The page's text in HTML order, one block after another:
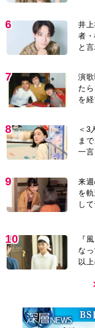
6
井
者
と言
7
演
た
を
8
＜3
ま
一
9
来
を
し
10
『
な
以